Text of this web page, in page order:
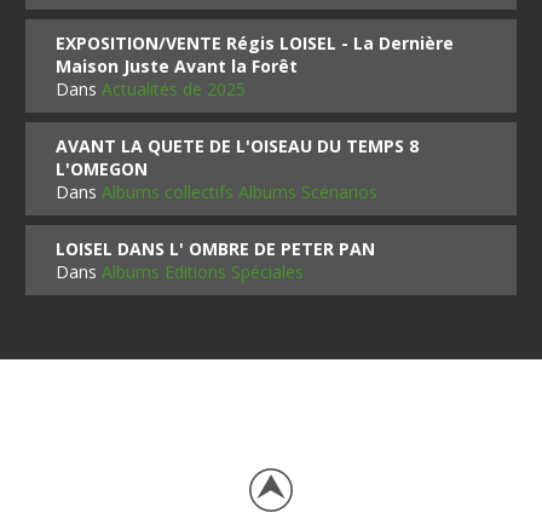
EXPOSITION/VENTE Régis LOISEL - La Dernière
Maison Juste Avant la Forêt
DansActualités de 2025
AVANT LA QUETE DE L'OISEAU DU TEMPS 8
L'OMEGON
DansAlbums collectifs Albums Scénarios
LOISEL DANS L' OMBRE DE PETER PAN
DansAlbums Editions Spéciales